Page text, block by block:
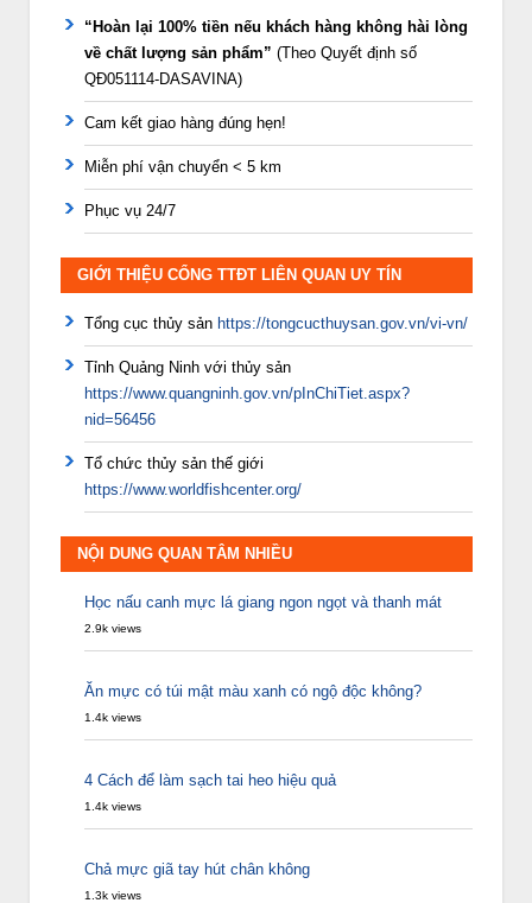
“Hoàn lại 100% tiền nếu khách hàng không hài lòng
về chất lượng sản phẩm” (Theo Quyết định số
QĐ051114-DASAVINA)
Cam kết giao hàng đúng hẹn!
Miễn phí vận chuyển < 5 km
Phục vụ 24/7
GIỚI THIỆU CỔNG TTĐT LIÊN QUAN UY TÍN
Tổng cục thủy sản https://tongcucthuysan.gov.vn/vi-vn/
Tỉnh Quảng Ninh với thủy sản
https://www.quangninh.gov.vn/pInChiTiet.aspx?
nid=56456
Tổ chức thủy sản thế giới
https://www.worldfishcenter.org/
NỘI DUNG QUAN TÂM NHIỀU
Học nấu canh mực lá giang ngon ngọt và thanh mát
2.9k views
Ăn mực có túi mật màu xanh có ngộ độc không?
1.4k views
4 Cách để làm sạch tai heo hiệu quả
1.4k views
Chả mực giã tay hút chân không
1.3k views